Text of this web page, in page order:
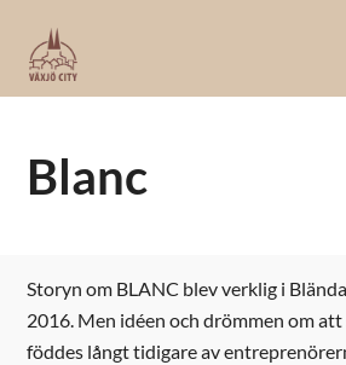
Blanc
Storyn om BLANC blev verklig i
2016. Men idéen och drömmen om
föddes långt tidigare av